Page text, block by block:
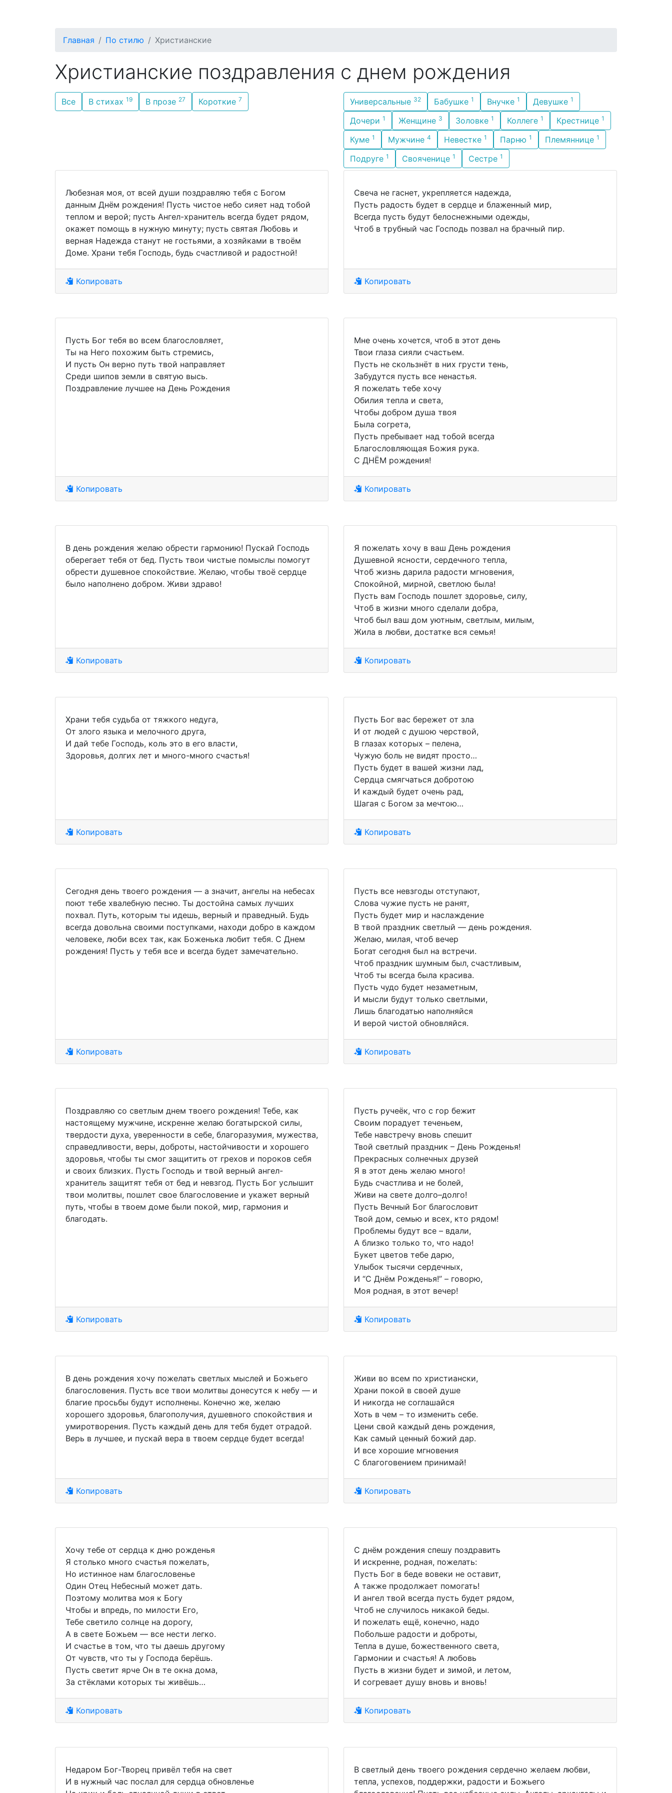
Главная По стилю Христианские
Христианские поздравления с днем рождения
Все В стихах 19 В прозе 27 Короткие 7 Универсальные 32 Бабушке 1 Внучке 1 Девушке 1
Дочери 1 Женщине 3 Золовке 1 Коллеге 1 Крестнице 1
Куме 1 Мужчине 4 Невестке 1 Парню 1 Племяннице 1
Подруге 1 Свояченице 1 Сестре 1
Любезная моя, от всей души поздравляю тебя с Богом
данным Днём рождения! Пусть чистое небо сияет над тобой
теплом и верой; пусть Ангел-хранитель всегда будет рядом,
окажет помощь в нужную минуту; пусть святая Любовь и
верная Надежда станут не гостьями, а хозяйками в твоём
Доме. Храни тебя Господь, будь счастливой и радостной!
Копировать
Свеча не гаснет, укрепляется надежда,
Пусть радость будет в сердце и блаженный мир,
Всегда пусть будут белоснежными одежды,
Чтоб в трубный час Господь позвал на брачный пир.
Копировать
Пусть Бог тебя во всем благословляет,
Ты на Него похожим быть стремись,
И пусть Он верно путь твой направляет
Среди шипов земли в святую высь.
Поздравление лучшее на День Рождения
Копировать
Мне очень хочется, чтоб в этот день
Твои глаза сияли счастьем.
Пусть не скользнёт в них грусти тень,
Забудутся пусть все ненастья.
Я пожелать тебе хочу
Обилия тепла и света,
Чтобы добром душа твоя
Была согрета,
Пусть пребывает над тобой всегда
Благословляющая Божия рука.
С ДНЁМ рождения!
Копировать
В день рождения желаю обрести гармонию! Пускай Господь
оберегает тебя от бед. Пусть твои чистые помыслы помогут
обрести душевное спокойствие. Желаю, чтобы твоё сердце
было наполнено добром. Живи здраво!
Копировать
Я пожелать хочу в ваш День рождения
Душевной ясности, сердечного тепла,
Чтоб жизнь дарила радости мгновения,
Спокойной, мирной, светлою была!
Пусть вам Господь пошлет здоровье, силу,
Чтоб в жизни много сделали добра,
Чтоб был ваш дом уютным, светлым, милым,
Жила в любви, достатке вся семья!
Копировать
Храни тебя судьба от тяжкого недуга,
От злого языка и мелочного друга,
И дай тебе Господь, коль это в его власти,
Здоровья, долгих лет и много-много счастья!
Копировать
Пусть Бог вас бережет от зла
И от людей с душою черствой,
В глазах которых – пелена,
Чужую боль не видят просто…
Пусть будет в вашей жизни лад,
Сердца смягчаться добротою
И каждый будет очень рад,
Шагая с Богом за мечтою…
Копировать
Сегодня день твоего рождения — а значит, ангелы на небесах
поют тебе хвалебную песню. Ты достойна самых лучших
похвал. Путь, которым ты идешь, верный и праведный. Будь
всегда довольна своими поступками, находи добро в каждом
человеке, люби всех так, как Боженька любит тебя. С Днем
рождения! Пусть у тебя все и всегда будет замечательно.
Копировать
Пусть все невзгоды отступают,
Слова чужие пусть не ранят,
Пусть будет мир и наслаждение
В твой праздник светлый — день рождения.
Желаю, милая, чтоб вечер
Богат сегодня был на встречи.
Чтоб праздник шумным был, счастливым,
Чтоб ты всегда была красива.
Пусть чудо будет незаметным,
И мысли будут только светлыми,
Лишь благодатью наполняйся
И верой чистой обновляйся.
Копировать
Поздравляю со светлым днем твоего рождения! Тебе, как
настоящему мужчине, искренне желаю богатырской силы,
твердости духа, уверенности в себе, благоразумия, мужества,
справедливости, веры, доброты, настойчивости и хорошего
здоровья, чтобы ты смог защитить от грехов и пороков себя
и своих близких. Пусть Господь и твой верный ангел-
хранитель защитят тебя от бед и невзгод. Пусть Бог услышит
твои молитвы, пошлет свое благословение и укажет верный
путь, чтобы в твоем доме были покой, мир, гармония и
благодать.
Копировать
Пусть ручеёк, что с гор бежит
Своим порадует теченьем,
Тебе навстречу вновь спешит
Твой светлый праздник – День Рожденья!
Прекрасных солнечных друзей
Я в этот день желаю много!
Будь счастлива и не болей,
Живи на свете долго–долго!
Пусть Вечный Бог благословит
Твой дом, семью и всех, кто рядом!
Проблемы будут все – вдали,
А близко только то, что надо!
Букет цветов тебе дарю,
Улыбок тысячи сердечных,
И “С Днём Рожденья!” – говорю,
Моя родная, в этот вечер!
Копировать
В день рождения хочу пожелать светлых мыслей и Божьего
благословения. Пусть все твои молитвы донесутся к небу — и
благие просьбы будут исполнены. Конечно же, желаю
хорошего здоровья, благополучия, душевного спокойствия и
умиротворения. Пусть каждый день для тебя будет отрадой.
Верь в лучшее, и пускай вера в твоем сердце будет всегда!
Копировать
Живи во всем по христиански,
Храни покой в своей душе
И никогда не соглашайся
Хоть в чем – то изменить себе.
Цени свой каждый день рождения,
Как самый ценный божий дар.
И все хорошие мгновения
С благоговением принимай!
Копировать
Хочу тебе от сердца к дню рожденья
Я столько много счастья пожелать,
Но истинное нам благословенье
Один Отец Небесный может дать.
Поэтому молитва моя к Богу
Чтобы и впредь, по милости Его,
Тебе светило солнце на дорогу,
А в свете Божьем — все нести легко.
И счастье в том, что ты даешь другому
От чувств, что ты у Господа берёшь.
Пусть светит ярче Он в те окна дома,
За стёклами которых ты живёшь…
Копировать
С днём рождения спешу поздравить
И искренне, родная, пожелать:
Пусть Бог в беде вовеки не оставит,
А также продолжает помогать!
И ангел твой всегда пусть будет рядом,
Чтоб не случилось никакой беды.
И пожелать ещё, конечно, надо
Побольше радости и доброты,
Тепла в душе, божественного света,
Гармонии и счастья! А любовь
Пусть в жизни будет и зимой, и летом,
И согревает душу вновь и вновь!
Копировать
Недаром Бог-Творец привёл тебя на свет
И в нужный час послал для сердца обновленье
В светлый день твоего рождения сердечно желаем любви,
тепла, успехов, поддержки, радости и Божьего